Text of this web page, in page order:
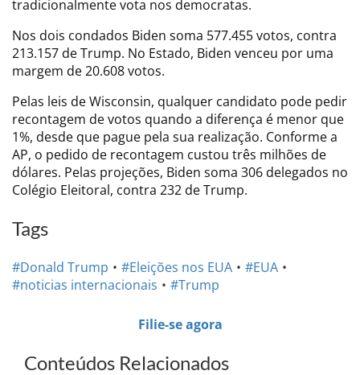
tradicionalmente vota nos democratas.
Nos dois condados Biden soma 577.455 votos, contra
213.157 de Trump. No Estado, Biden venceu por uma
margem de 20.608 votos.
Pelas leis de Wisconsin, qualquer candidato pode pedir
recontagem de votos quando a diferença é menor que
1%, desde que pague pela sua realização. Conforme a
AP, o pedido de recontagem custou três milhões de
dólares. Pelas projeções, Biden soma 306 delegados no
Colégio Eleitoral, contra 232 de Trump.
Tags
#Donald Trump #Eleições nos EUA
#EUA
#noticias internacionais
#Trump
Filie-se agora
Conteúdos Relacionados